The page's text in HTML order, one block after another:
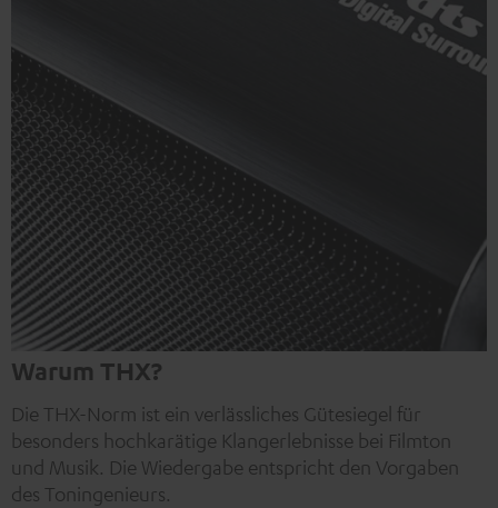
Warum THX?
Die THX-Norm ist ein verlässliches Gütesiegel für
besonders hochkarätige Klangerlebnisse bei Filmton
und Musik. Die Wiedergabe entspricht den Vorgaben
des Toningenieurs.